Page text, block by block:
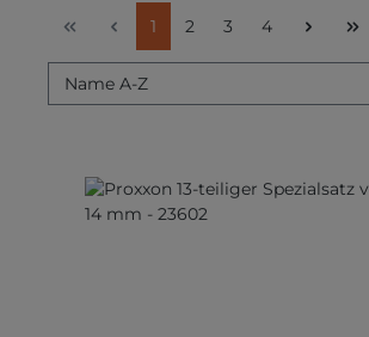
Seite
1 Seite
2 Seite
3 Seite
4